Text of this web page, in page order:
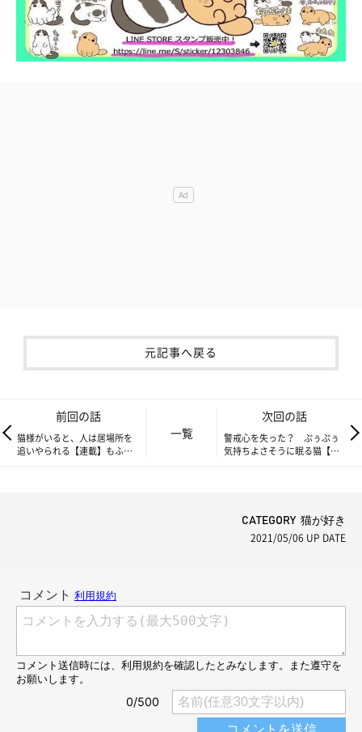
元記事へ戻る
前回の話
猫様がいると、人は居場所を
追いやられる【連載】もふも
一覧
次回の話
警戒心を失った？ ぷぅぷぅ
気持ちよさそうに眠る猫【連
CATEGORY 猫が好き
2021/05/06 UP DATE